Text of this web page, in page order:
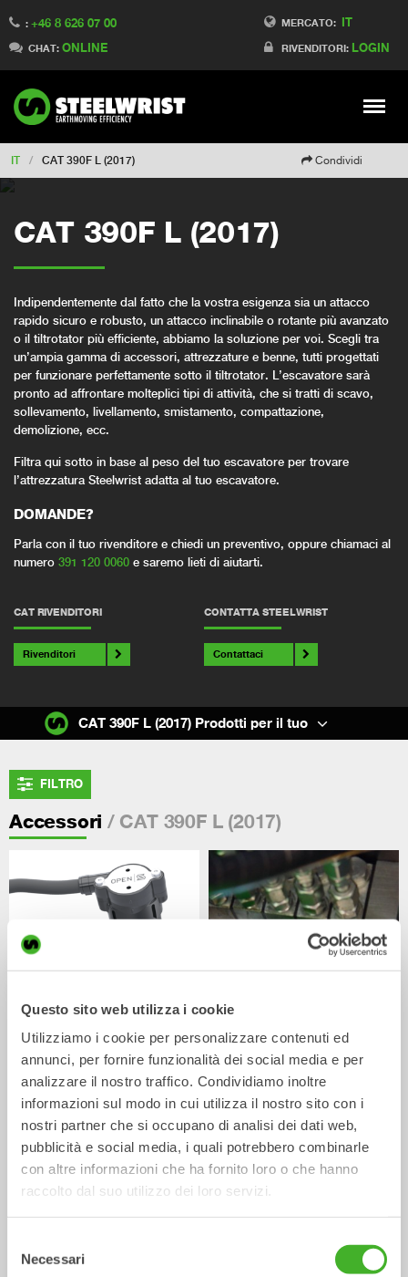
Questo sito web utilizza i cookie
Utilizziamo i cookie per personalizzare contenuti ed
annunci, per fornire funzionalità dei social media e per
analizzare il nostro traffico. Condividiamo inoltre
informazioni sul modo in cui utilizza il nostro sito con i
nostri partner che si occupano di analisi dei dati web,
pubblicità e social media, i quali potrebbero combinarle
con altre informazioni che ha fornito loro o che hanno
raccolto dal suo utilizzo dei loro servizi.
delNecessari
MERCATO: IT
RIVENDITORI: LOGIN
: +46 8 626 07 00
CHAT: ONLINE
Meny
Switch to Finland
Switch to Denmark
Switch to China
Switch to Australia
Change market
IT / CAT 390F L (2017) Condividi
CAT 390F L (2017)
Indipendentemente dal fatto che la vostra esigenza sia un attacco
rapido sicuro e robusto, un attacco inclinabile o rotante più avanzato
o il tiltrotator più efficiente, abbiamo la soluzione per voi. Scegli tra
un’ampia gamma di accessori, attrezzature e benne, tutti progettati
per funzionare perfettamente sotto il tiltrotator. L’escavatore sarà
pronto ad affrontare molteplici tipi di attività, che si tratti di scavo,
sollevamento, livellamento, smistamento, compattazione,
demolizione, ecc.
Filtra qui sotto in base al peso del tuo escavatore per trovare
l’attrezzatura Steelwrist adatta al tuo escavatore.
DOMANDE?
Parla con il tuo rivenditore e chiedi un preventivo, oppure chiamaci al
numero 391 120 0060 e saremo lieti di aiutarti.
CAT RIVENDITORI
Rivenditori
CONTATTA STEELWRIST
Contattaci
FILTRO
Accessori / CAT 390F L (2017)
V14
Accessori
Lubrificazione centrale
Accessori
CAT 390F L (2017) Prodotti per il tuo